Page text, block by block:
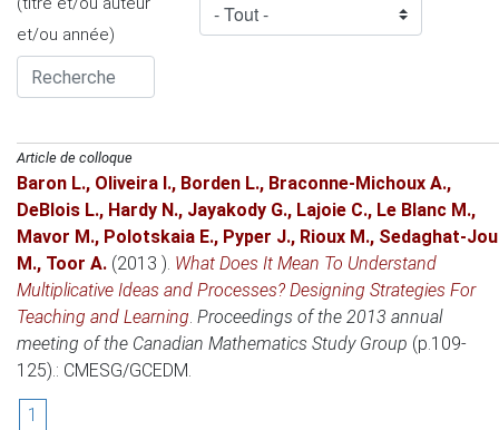
et/ou année)
Article de colloque
Baron L., Oliveira I., Borden L., Braconne-Michoux A.,
DeBlois L., Hardy N., Jayakody G., Lajoie C., Le Blanc M.,
Mavor M., Polotskaia E., Pyper J., Rioux M., Sedaghat-Jou
M., Toor A. (2013 ). What Does It Mean To Understand
Multiplicative Ideas and Processes? Designing Strategies For
Teaching and Learning. Proceedings of the 2013 annual
meeting of the Canadian Mathematics Study Group (p.109-
125).: CMESG/GCEDM.
1